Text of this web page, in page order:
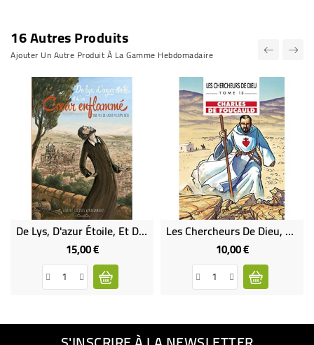
16 Autres Produits
Ajouter Un Autre Produit À La Gamme Hebdomadaire
De Lys, D'azur Étoile, Et D'un Coeur Enflammé - Une Vie De Saint Philippe Néri (Occasion)
15,00 €Prix
Les Chercheurs De Dieu, Tome 13 Charles De Foucauld
10,00 €Prix